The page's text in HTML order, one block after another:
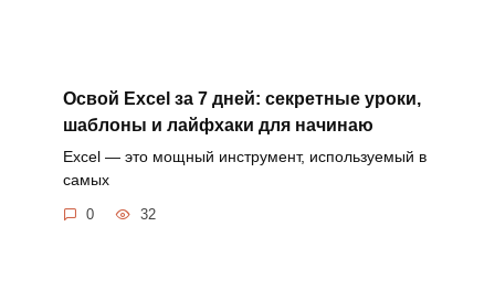
Освой Excel за 7 дней: секретные уроки,
шаблоны и лайфхаки для начинаю
Excel — это мощный инструмент, используемый в
самых
0 32